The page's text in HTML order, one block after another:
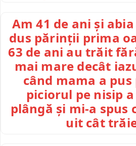
Am 41 de ani și
dus părinții prima
63 de ani au trăit
mai mare decât
când mama a
piciorul pe nisip
plângă și mi-a spus
uit cât